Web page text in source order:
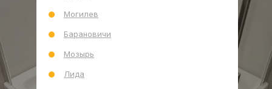
Могилев
Барановичи
Мозырь
Лида